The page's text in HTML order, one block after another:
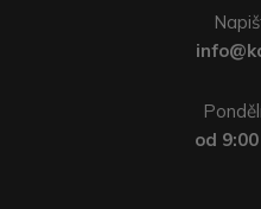
od